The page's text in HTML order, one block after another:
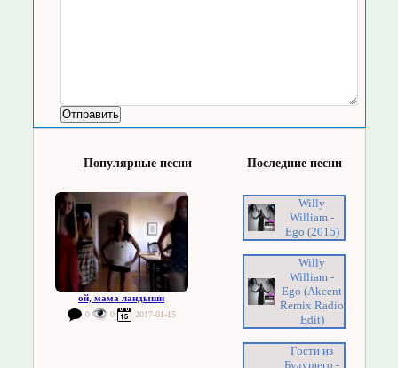
Популярные песни
ой, мама ландыши
0 0 2017-01-15
Последние песни
Willy
William -
Ego (2015)
Willy
William -
Ego (Akcent
Remix Radio
Edit)
Гости из
Будущего -